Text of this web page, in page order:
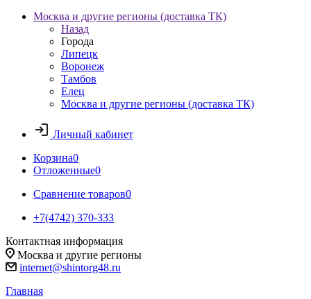
Москва и другие регионы (доставка ТК)
Назад
Города
Липецк
Воронеж
Тамбов
Елец
Москва и другие регионы (доставка ТК)
Личный кабинет
Корзина0
Отложенные0
Сравнение товаров0
+7(4742) 370-333
Контактная информация
Москва и другие регионы
internet@shintorg48.ru
Главная